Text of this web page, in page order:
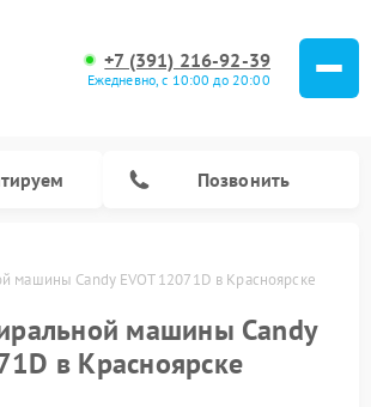
+7 (391) 216-92-39
Ежедневно, с 10:00 до 20:00
Позвонить
машины Candy EVOT 12071D в Красноярске
машины Candy
в Красноярске